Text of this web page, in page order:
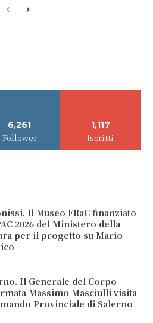
6,261
Follower
1,117
Iscritti
Il Museo FRaC finanziato
2026 del Ministero della
per il progetto su Mario
Il Generale del Corpo
Massimo Masciulli visita
Provinciale di Salerno